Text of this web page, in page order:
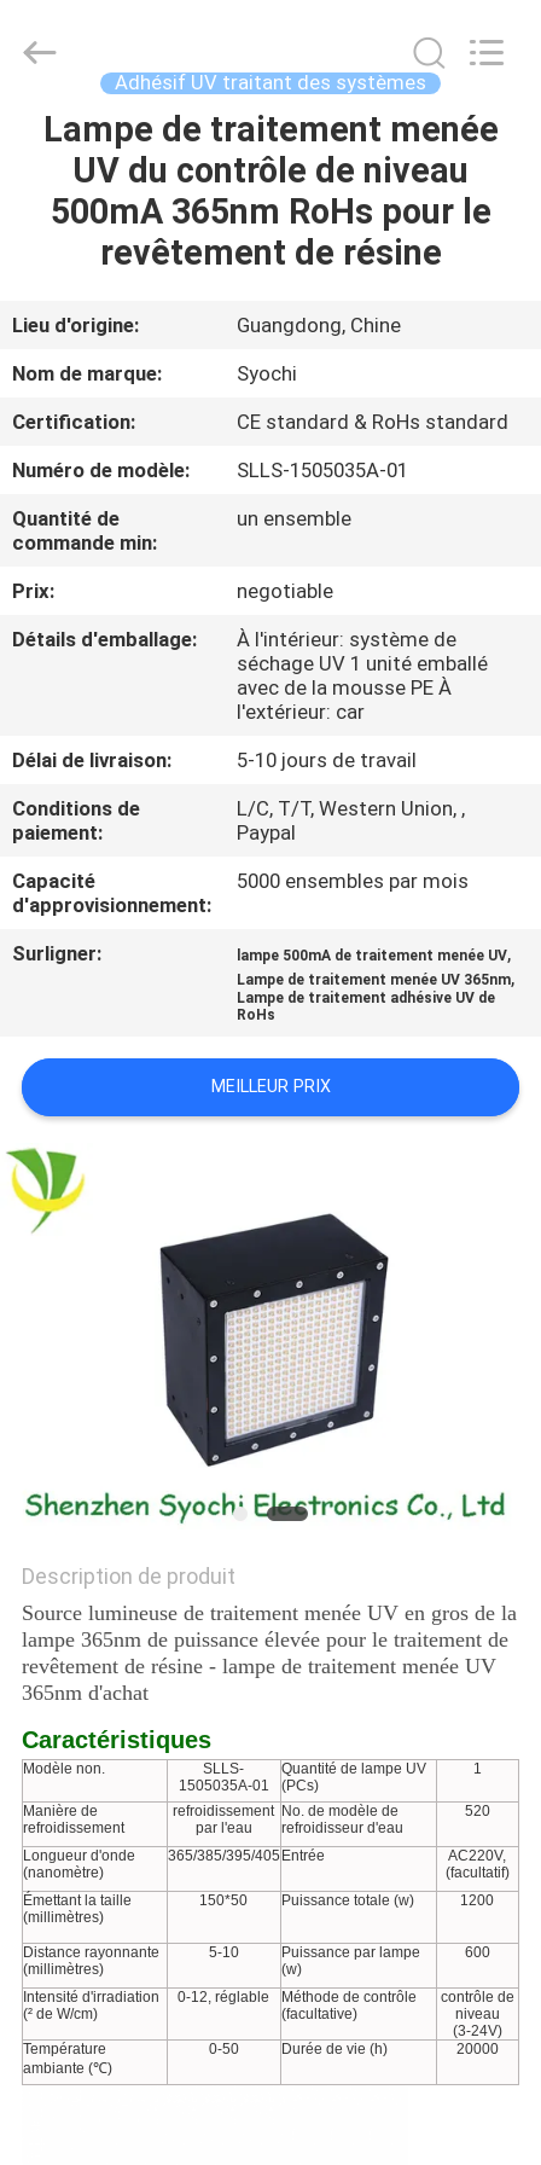
MAISON
PRODUITS
SUJET
DE
NOUS
VISITE
D'USINE
CONTRÔLE
DE
CONTACTEZ-
NOUS
NOUVELLES
DEMANDEZ
PLAN
DU
SITE
Syochi
Electronics
Reserved.
Adhésif UV traitant des systèmes
Lampe de traitement menée
UV du contrôle de niveau
500mA 365nm RoHs pour le
revêtement de résine
Lieu d'origine:
Guangdong, Chine
Nom de marque:
Syochi
Certification:
CE standard & RoHs standard
Numéro de modèle:
SLLS-1505035A-01
Quantité de
commande min:
un ensemble
Prix:
negotiable
Détails d'emballage:
À l'intérieur: système de
séchage UV 1 unité emballé
avec de la mousse PE À
l'extérieur: car
Délai de livraison:
5-10 jours de travail
Conditions de
paiement:
L/C, T/T, Western Union, ,
Paypal
Capacité
d'approvisionnement:
5000 ensembles par mois
Surligner: lampe 500mA de traitement menée UV,
Lampe de traitement menée UV 365nm,
Lampe de traitement adhésive UV de
RoHs
MEILLEUR PRIX
Description de produit
Source lumineuse de traitement menée UV en gros de la
lampe 365nm de puissance élevée pour le traitement de
revêtement de résine - lampe de traitement menée UV
365nm d'achat
Caractéristiques
Modèle non.
SLLS-
1505035A-01
Quantité de lampe UV
(PCs)
1
Manière de
refroidissement
refroidissement
par l'eau
No. de modèle de
refroidisseur d'eau
520
Longueur d'onde
(nanomètre)
365/385/395/405 Entrée
AC220V,
(facultatif)
Émettant la taille
(millimètres)
150*50 Puissance totale (w) 1200
Distance rayonnante
(millimètres)
5-10
Puissance par lampe
(w)
600
Intensité d'irradiation
(² de W/cm)
0-12, réglable
Méthode de contrôle
(facultative)
contrôle de
niveau
(3-24V)
Température
ambiante (℃)
0-50 Durée de vie (h) 20000